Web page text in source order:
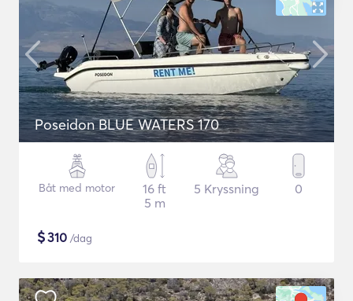
Poseidon BLUE WATERS 170
Båt med motor
16 ft
5 m
5 Kryssning 0
$310 /dag